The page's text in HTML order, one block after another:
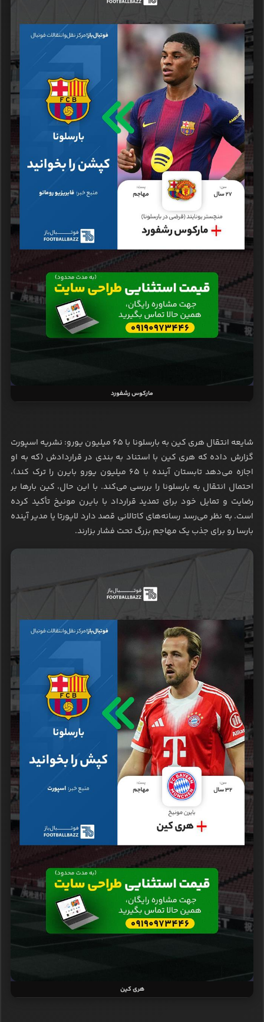
مارکوس رشفورد
شایعه انتقال هری کین به بارسلونا با ۶۵ میلیون یورو: نشریه اسپورت
گزارش داده که هری کین با استناد به بندی در قراردادش (که به او
اجازه می‌دهد تابستان آینده با ۶۵ میلیون یورو بایرن را ترک کند)،
احتمال انتقال به بارسلونا را بررسی می‌کند. با این حال، کین بارها بر
رضایت و تمایل خود برای تمدید قرارداد با بایرن مونیخ تأکید کرده
است. به نظر می‌رسد رسانه‌های کاتالانی قصد دارد لاپورتا یا مدیر آینده
بارسا رو برای جذب یک مهاجم بزرگ تحت فشار بزارند.
هری کین